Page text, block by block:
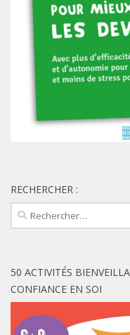
RECHERCHER :
Rechercher :
50 ACTIVITÉS
CONFIANCE EN SOI